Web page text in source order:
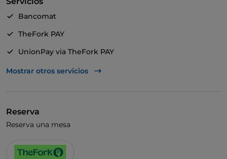
Bancomat
TheFork PAY
UnionPay via TheFork PAY
Acceso para inválidos
Mostrar otros servicios
Reserva
Reserva una mesa